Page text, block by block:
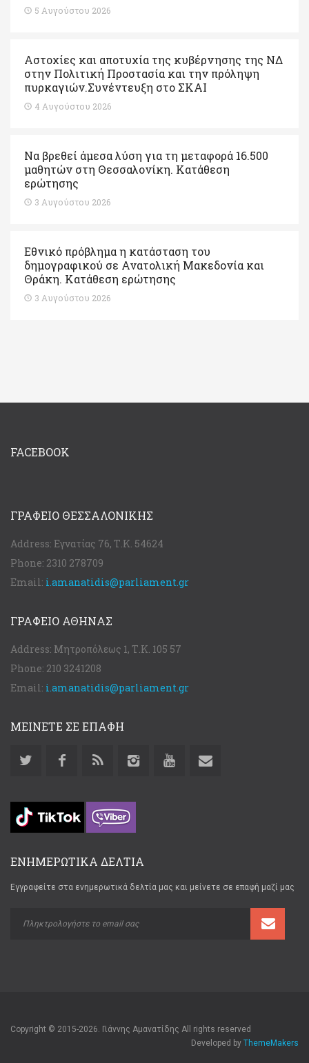
5 Αυγούστου 2026
Αστοχίες και αποτυχία της κυβέρνησης της ΝΔ
στην Πολιτική Προστασία και την πρόληψη
πυρκαγιών.Συνέντευξη στο ΣΚΑΙ
4 Αυγούστου 2026
Να βρεθεί άμεσα λύση για τη μεταφορά 16.500
μαθητών στη Θεσσαλονίκη. Κατάθεση
ερώτησης
3 Αυγούστου 2026
Εθνικό πρόβλημα η κατάσταση του
δημογραφικού σε Ανατολική Μακεδονία και
Θράκη. Κατάθεση ερώτησης
3 Αυγούστου 2026
FACEBOOK
ΓΡΑΦΕΊΟ ΘΕΣΣΑΛΟΝΊΚΗΣ
Address: Εγνατίας 76, Τ.Κ. 54624
Phone: 2310 278709
Email: i.amanatidis@parliament.gr
ΓΡΑΦΕΊΟ ΑΘΉΝΑΣ
Address: Μητροπόλεως 1, Τ.Κ. 105 57
Phone: 210 3241208
Email: i.amanatidis@parliament.gr
ΜΕΙΝΕΤΕ ΣΕ ΕΠΑΦΗ
ΕΝΗΜΕΡΩΤΙΚΑ ΔΕΛΤΙΑ
Εγγραφείτε στα ενημερωτικά δελτία μας και μείνετε σε επαφή μαζί μας
Copyright © 2015-2026. Γιάννης Αμανατίδης All rights reserved
Developed by ThemeMakers